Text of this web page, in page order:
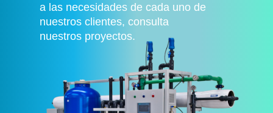
a las necesidades de cada uno de
nuestros clientes, consulta
nuestros proyectos.